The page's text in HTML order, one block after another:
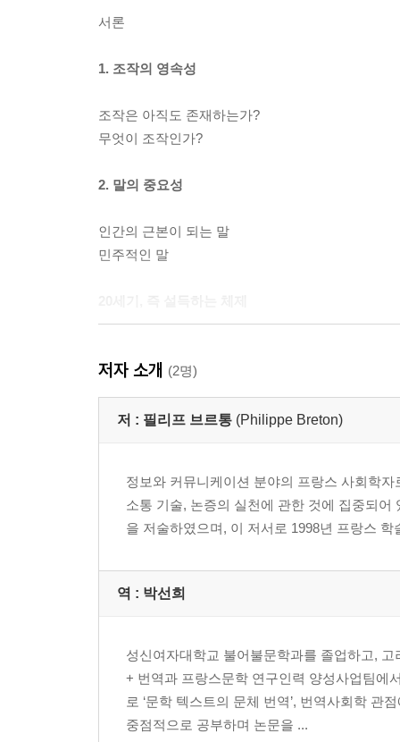
서론
1. 조작의 영속성
조작은 아직도 존재하는가?
무엇이 조작인가?
2. 말의 중요성
인간의 근본이 되는 말
민주적인 말
설득의 신제국 ? 광고
3. 말의 기술화
말의 조작기술들에 기대는 집단적인 의존
목록의 필요성
감정에 호소하기
5. 인지조작
조작적인 배치
저자 소개 (2명)
저 : 필리프 브르통 (Philippe Breton)
정보와 커뮤니케이션 분야의 프랑스 사회학
소통 기술, 논증의 실천에 관한 것에 집중되
을 저술하였으며, 이 저서로 1998년 프랑스
역 : 박선희
성신여자대학교 불어불문학과를 졸업하고,
+ 번역과 프랑스문학 연구인력 양성사업팀에
로 ‘문학 텍스트의 문체 번역’, 번역사회학 관
중점적으로 공부하며 논문을 ...